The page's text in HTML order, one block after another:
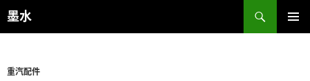
跳
至
墨水
搜
索
重汽配件